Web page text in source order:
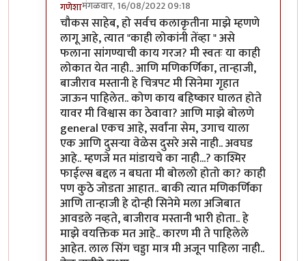
गणेशामंगळवार, 16/08/2022 09:18
In reply toआजकाल न बघताbyचौकस२१२
चौकस साहेब, हो सर्वच कलाकृतीना माझे म्हणणे
लागू आहे, त्यात "काही लोकांनी तेंव्हा " असे
फलाना सांगण्याची काय गरज? मी स्वतः या काही
लोकात येत नाही.. आणि मणिकर्णिका, तान्हाजी,
बाजीराव मस्तानी हे चित्रपट मी सिनेमा गृहात
जाऊन पाहिलेत.. कोण काय बहिष्कार घालत होते
यावर मी विश्वास का ठेवावा? आणि माझे बोलणे
general एकच आहे, सर्वांना सेम, उगाच याला
एक आणि दुसऱ्या वेळेस दुसरे असे नाही.. अवघड
आहे.. म्हणजे मत मांडायचे का नाही...? काश्मिर
फाईल्स बद्दल न बघता मी बोललो होतो का? काही
पण कुठे जोडता आहात.. बाकी त्यात मणिकर्णिका
आणि तान्हाजी हे दोन्ही सिनेमे मला अजिबात
आवडले नव्हते, बाजीराव मस्तानी भारी होता.. हे
माझे वयक्तिक मत आहे.. कारण मी ते पाहिलेले
आहेत. लाल सिंग चड्डा मात्र मी अजून पाहिला नाही..